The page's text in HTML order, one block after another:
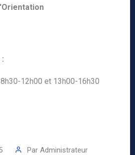
84
12h00 et 13h00-16h30
Par Administrateur